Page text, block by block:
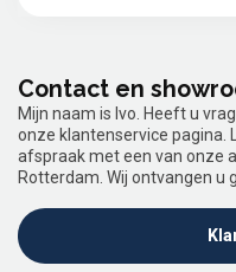
Contact en
Mijn naam is Ivo. Heeft u
onze klantenservice pagina.
afspraak met een van onze
Rotterdam. Wij ontvangen u